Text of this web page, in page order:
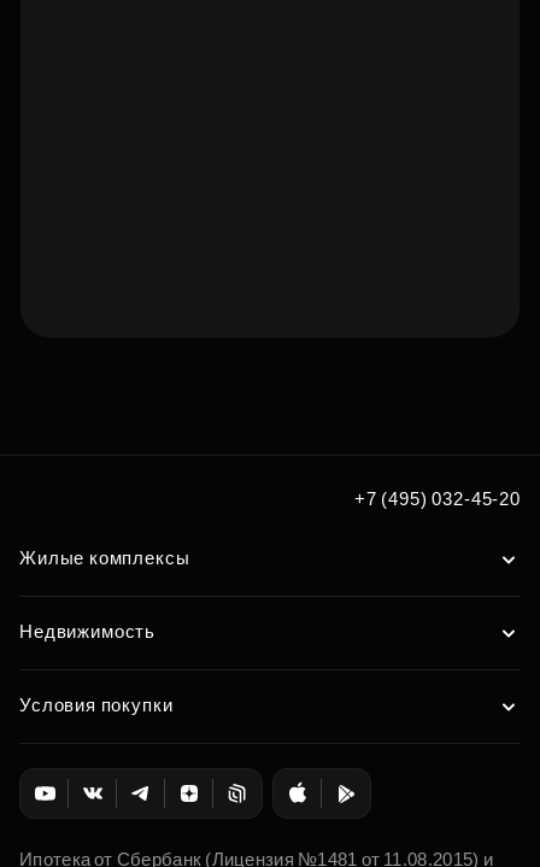
+7 (495) 032-45-20
Жилые комплексы
Недвижимость
Условия покупки
Ипотека от Сбербанк (Лицензия №1481 от 11.08.2015) и